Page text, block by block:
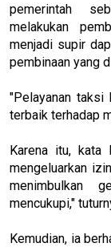
pemerintah
melakukan
menjadi supir
pembinaan yang
"Pelayanan taksi
terbaik terhadap
Karena itu, kata
mengeluarkan
menimbulkan
mencukupi,"
Kemudian, ia